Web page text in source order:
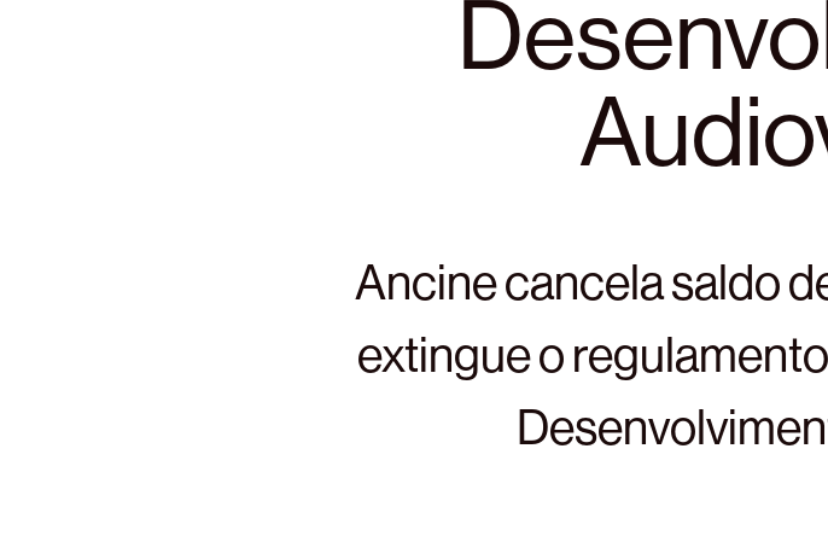
Ancine cancela saldo
extingue o